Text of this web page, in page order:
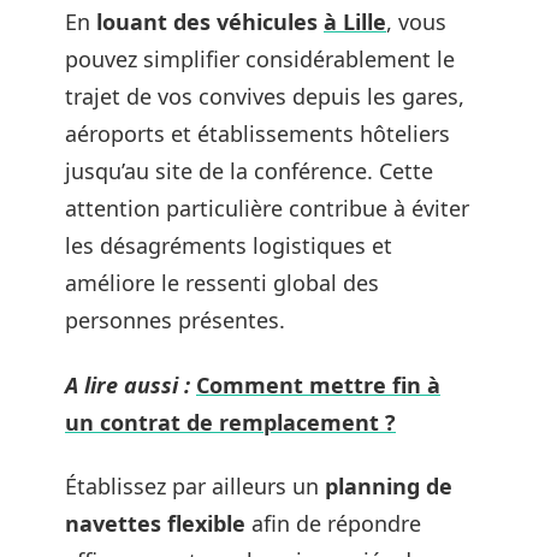
En louant des véhicules à Lille, vous
pouvez simplifier considérablement le
trajet de vos convives depuis les gares,
aéroports et établissements hôteliers
jusqu’au site de la conférence. Cette
attention particulière contribue à éviter
les désagréments logistiques et
améliore le ressenti global des
personnes présentes.
A lire aussi : Comment mettre fin à
un contrat de remplacement ?
Établissez par ailleurs un planning de
navettes flexible afin de répondre